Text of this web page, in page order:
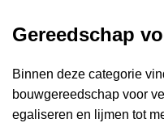
Gereedschap
Binnen deze categorie
bouwgereedschap voor
egaliseren en lijmen tot